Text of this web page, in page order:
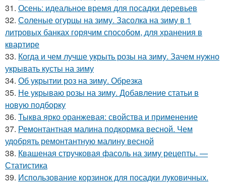
31. Осень: идеальное время для посадки деревьев
32. Соленые огурцы на зиму. Засолка на зиму в 1
литровых банках горячим способом, для хранения в
квартире
33. Когда и чем лучше укрыть розы на зиму. Зачем нужно
укрывать кусты на зиму
34. Об укрытии роз на зиму. Обрезка
35. Не укрываю розы на зиму. Добавление статьи в
новую подборку
36. Тыква ярко оранжевая: свойства и применение
37. Ремонтантная малина подкормка весной. Чем
удобрять ремонтантную малину весной
38. Квашеная стручковая фасоль на зиму рецепты. —
Статистика
39. Использование корзинок для посадки луковичных.